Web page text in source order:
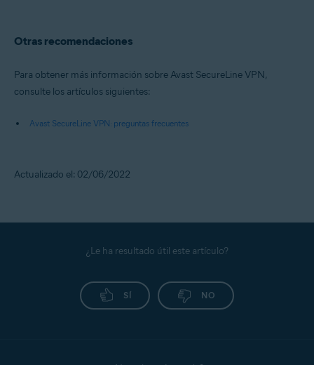
Otras recomendaciones
Para obtener más información sobre Avast SecureLine VPN,
consulte los artículos siguientes:
Avast SecureLine VPN: preguntas frecuentes
Actualizado el: 02/06/2022
¿Le ha resultado útil este artículo?
SÍ NO